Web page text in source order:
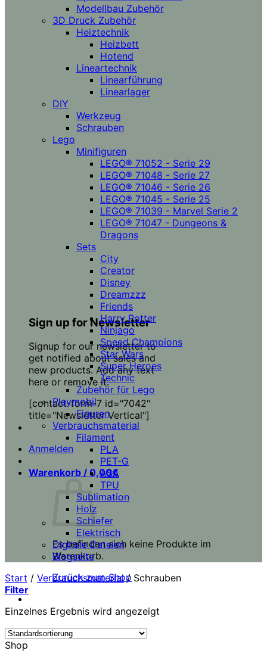
Sign up for Newsletter
Signup for our newsletter to
get notified about sales and
new products. Add any text
here or remove it.
[contact-form-7 id="7042"
title="Newsletter Vertical"]
Anmelden
Warenkorb / 0,00€
Es befinden sich keine Produkte im
Warenkorb.
Zurück zum Shop
Modellbau Zubehör
3D Druck Zubehör
Heiztechnik
Heizbett
Hotend
Lineartechnik
Linearführung
Linearlager
DIY
Werkzeug
Schrauben
Lego
Minifiguren
LEGO® 71052 - Serie 29
LEGO® 71048 - Serie 27
LEGO® 71046 - Serie 26
LEGO® 71045 - Serie 25
LEGO® 71039 - Marvel Serie 2
LEGO® 71047 - Dungeons &
Dragons
Sets
City
Creator
Disney
Dreamzzz
Friends
Harry Potter
Ninjago
Speed Champions
Star Wars
Super Heroes
Technic
Zubehör für Lego
Playmobil
Figuren
Verbrauchsmaterial
Filament
PLA
PET-G
ASA
TPU
Sublimation
Holz
Schiefer
Elektrisch
Digitale Dateien
Blogseite
Start / Verbrauchsmaterial /Schrauben
Filter
Einzelnes Ergebnis wird angezeigt
Shop